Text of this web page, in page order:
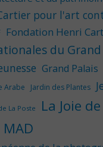
pour l'art
Fondation Henri
du Grand
Grand Palais
Arabe Jardin des Plantes
La Poste La Joie
MAD